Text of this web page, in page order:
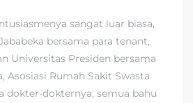
sangat luar biasa,
bersama para tenant,
Universitas Presiden bersama
Asosiasi Rumah Sakit Swasta
dokter-dokternya, semua bahu